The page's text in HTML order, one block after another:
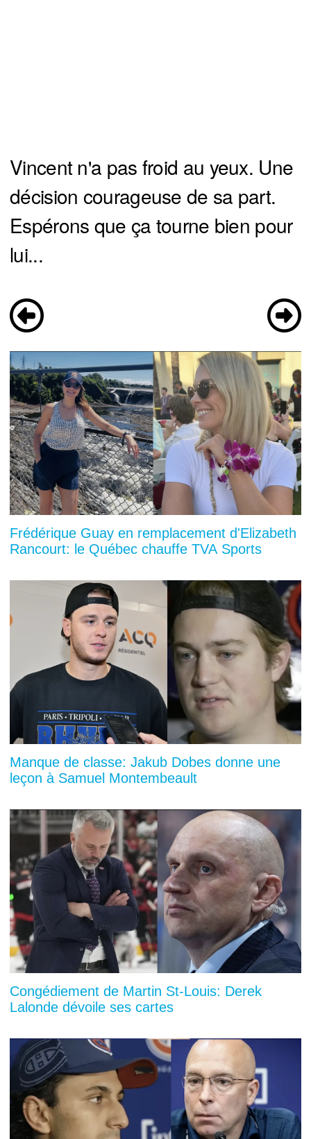
Vincent n'a pas froid au yeux. Une
décision courageuse de sa part.
Espérons que ça tourne bien pour
lui...
Frédérique Guay en remplacement d'Elizabeth
Rancourt: le Québec chauffe TVA Sports
Manque de classe: Jakub Dobes donne une
leçon à Samuel Montembeault
Congédiement de Martin St-Louis: Derek
Lalonde dévoile ses cartes